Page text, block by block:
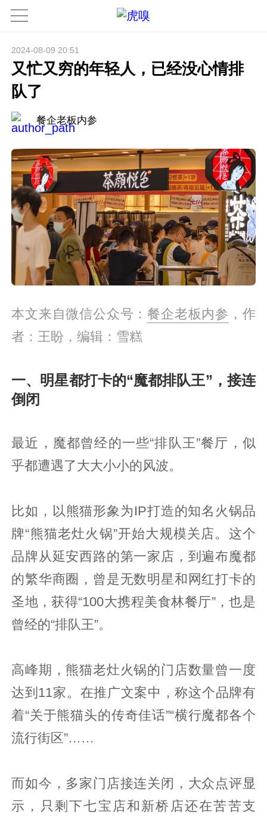
2024-08-09 20:51
又忙又穷的年轻人，已经没心情排
队了
餐企老板内参
本文来自微信公众号： 餐企老板内参 ，作
者：王盼，编辑：雪糕
一、明星都打卡的“魔都排队王”，接连
倒闭
最近，魔都曾经的一些“排队王”餐厅，似
乎都遭遇了大大小小的风波。
比如，以熊猫形象为IP打造的知名火锅品
牌“熊猫老灶火锅”开始大规模关店。这个
品牌从延安西路的第一家店，到遍布魔都
的繁华商圈，曾是无数明星和网红打卡的
圣地，获得“100大携程美食林餐厅”，也是
曾经的“排队王”。
高峰期，熊猫老灶火锅的门店数量曾一度
达到11家。在推广文案中，称这个品牌有
着“关于熊猫头的传奇佳话”“横行魔都各个
流行街区”……
而如今，多家门店接连关闭，大众点评显
示，只剩下七宝店和新桥店还在苦苦支